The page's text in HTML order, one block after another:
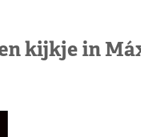
kijkje in